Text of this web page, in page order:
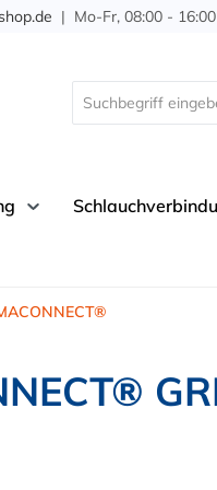
| Mo-Fr, 08:00 -